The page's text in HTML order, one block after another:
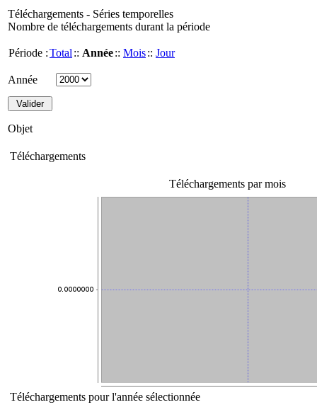
Téléchargements - Séries temporelles
Nombre de téléchargements durant la période
Période :Total :: Année:: Mois:: Jour
Année
Objet
Téléchargements
Téléchargements par mois
Téléchargements pour l'année sélectionnée